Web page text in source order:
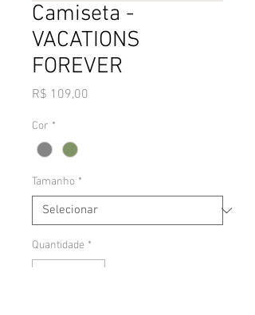
Camiseta -
VACATIONS
FOREVER
R$ 109,00
Cor *
Tamanho *
Quantidade *